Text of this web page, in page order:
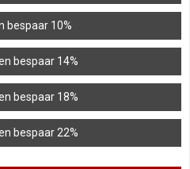
bespaar 10%
bespaar 14%
bespaar 18%
bespaar 22%